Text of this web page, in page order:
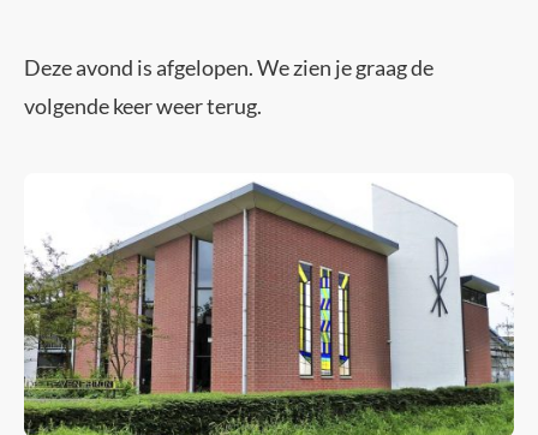
Deze avond is afgelopen. We zien je graag de
volgende keer weer terug.